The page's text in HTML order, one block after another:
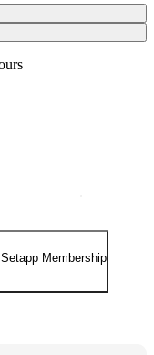
Membership